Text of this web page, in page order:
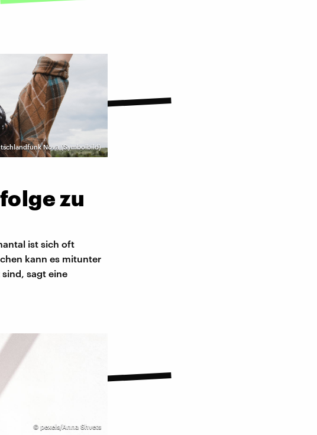
Nova (Symbolbild)
zu
ist sich oft
kann es mitunter
sagt eine
© pexels/Anna Shvets